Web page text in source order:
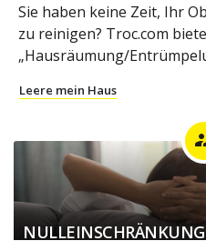
Sie haben keine Zeit, Ihr
zu reinigen? Troc.com
„Hausräumung/
Leere mein Haus
NULLEINSCHRÄNKUNG